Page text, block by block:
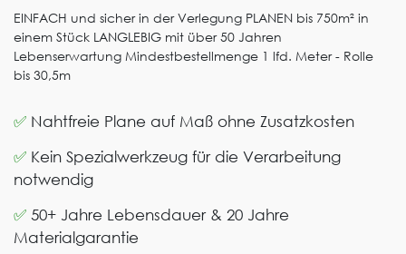
EINFACH und sicher in der Verlegung PLANEN bis 750m² in
einem Stück LANGLEBIG mit über 50 Jahren
Lebenserwartung Mindestbestellmenge 1 lfd. Meter - Rolle
bis 30,5m
✅ Nahtfreie Plane auf Maß ohne Zusatzkosten
✅ Kein Spezialwerkzeug für die Verarbeitung
notwendig
✅ 50+ Jahre Lebensdauer & 20 Jahre
Materialgarantie